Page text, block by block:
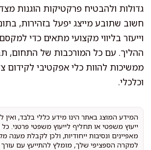
גדולות ולהבטיח פרקטיקות הוגנות
חשוב שתובע מייצג יפעל בזהירות,
וייעזר בליווי מקצועי מתאים כדי
ההליך. עם כל המורכבות של התחום,
ממשיכות להוות כלי אפקטיבי לקידום
וכלכלי.
המידע המוצג באתר הינו מידע כללי בלבד, ואין
ייעוץ משפטי או תחליף לייעוץ משפטי פרטני.
מאפיינים ונסיבות ייחודיות, ולכן לקבלת מענה
למקרה הספציפי שלך, מומלץ להתייעץ עם עורך